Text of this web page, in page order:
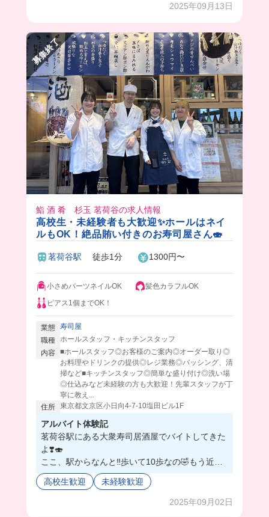
でおいしいお魚食べれちゃうから、めちゃくちゃ
幸せなんだよね🌼
2025年09月13日
募集終了
鮨 酒 肴 杉玉 茗荷谷の求人情報
高校生・未経験者も大歓迎✨ホールはネイ
ルもOK！絶品賄い付きのお寿司屋さん🍣
茗荷谷駅 徒歩1分 1300円〜
小さめパーツネイルOK
髪色カラフルOK
ピアス1個までOK！
業態 寿司屋
職種 ホールスタッフ・キッチンスタッフ
内容 ■ホールスタッフ◎お客様のご案内◎オーダー取り◎
お料理やドリンクの提供◎レジ業務◎バッシング、清
掃など■キッチンスタッフ◎簡単な盛り付け◎洗い場
◎仕込みなど未経験の方も大歓迎！先輩スタッフが丁
寧に教え...
住所 東京都文京区小日向4-7-10塩田ビル1F
アルバイト体験記
茗荷谷駅にある大衆寿司居酒屋でバイトしてきた
よ❣️🍣
ここ、駅からなんと‼️歩いて10歩なの🤣もう近す
ぎて最高🫢
キッチンでもホールでも、それぞれ優しい先輩た
ちがたくさんいるから、分からない事があっても
高校生歓迎 未経験歓迎
2025年09月02日